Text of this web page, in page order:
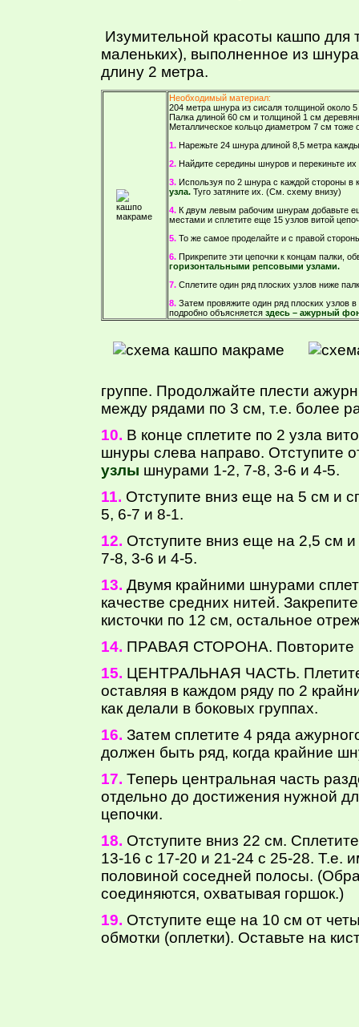
Изумительной красоты кашпо для
маленьких), выполненное из
длину 2 метра.
Необходимый материал:
204 метра шнура из сисаля толщиной около
Палка длиной 60 см и толщиной 1 см
Металлическое кольцо диаметром 7 см тоже
1. Нарежьте 24 шнура длиной 8,5 метра
2. Найдите середины шнуров и перекиньте
3. Используя по 2 шнура с каждой стороны в
узла. Туго затяните их. (См. схему внизу)
4. К двум левым рабочим шнурам добавьте
местами и сплетите еще 15 узлов витой
5. То же самое проделайте и с правой
6. Прикрепите эти цепочки к концам палки,
горизонтальными репсовыми узлами.
7. Сплетите один ряд плоских узлов ниже
8. Затем провяжите один ряд плоских узлов
подробно объясняется здесь – ажурный
группе. Продолжайте плести
между рядами по 3 см, т.е. более
10. В конце сплетите по 2 узла
шнуры слева направо. Отступите
узлы шнурами 1-2, 7-8, 3-6 и 4-5.
11. Отступите вниз еще на 5 см и
5, 6-7 и 8-1.
12. Отступите вниз еще на 2,5 см
7-8, 3-6 и 4-5.
13. Двумя крайними шнурами
качестве средних нитей.
кисточки по 12 см, остальное
14. ПРАВАЯ СТОРОНА. Повторите
15. ЦЕНТРАЛЬНАЯ ЧАСТЬ. Плетите
оставляя в каждом ряду по 2
как делали в боковых группах.
16. Затем сплетите 4 ряда
должен быть ряд, когда крайние
17. Теперь центральная часть
отдельно до достижения нужной
цепочки.
18. Отступите вниз 22 см.
13-16 с 17-20 и 21-24 с 25-28. Т.е.
половиной соседней полосы.
соединяются, охватывая горшок.)
19. Отступите еще на 10 см от
обмотки (оплетки). Оставьте на